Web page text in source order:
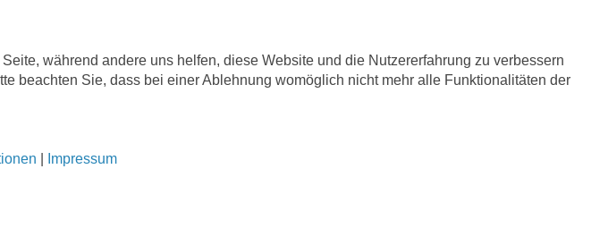
während andere uns helfen, diese Website und die Nutzererfahrung zu verbessern
beachten Sie, dass bei einer Ablehnung womöglich nicht mehr alle Funktionalitäten der
Impressum